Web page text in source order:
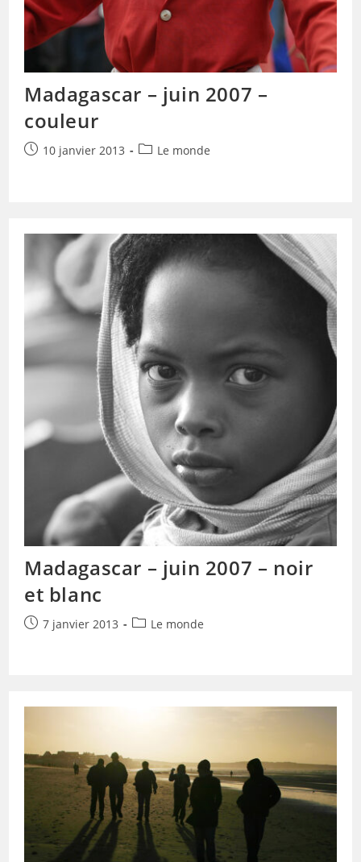
Madagascar – juin 2007 –
couleur
Publication
10 janvier 2013
PostLe monde
Madagascar – juin 2007 – noir
et blanc
Publication
7 janvier 2013
PostLe monde